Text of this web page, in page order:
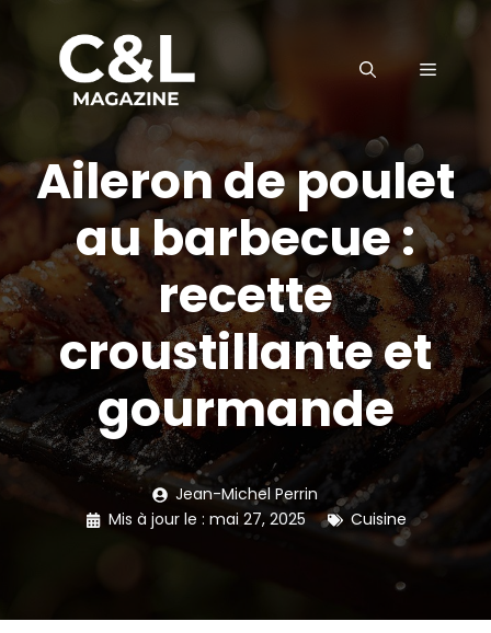
contenu
MENU
Aileron de poulet
au barbecue :
recette
croustillante et
gourmande
Jean-Michel Perrin
Mis à jour le : mai 27, 2025 Cuisine